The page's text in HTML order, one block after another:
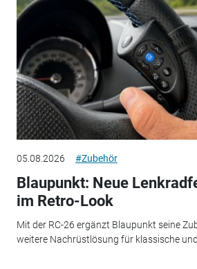
05.08.2026 #Zubehör
Blaupunkt: Neue
im Retro-Look
Mit der RC-26 ergänzt Blaupunkt seine
weitere Nachrüstlösung für klassische